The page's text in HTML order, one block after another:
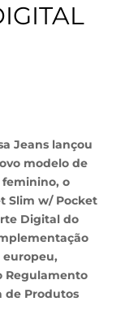
Jeans lançou
modelo de
feminino, o
Slim w/ Pocket
Digital do
Regulamento
de Produtos